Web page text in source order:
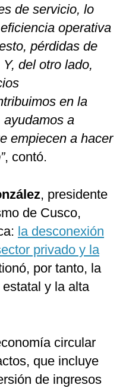
de servicio, lo
operativa
pérdidas de
del otro lado,
en la
a
empiecen a hacer
, contó.
, presidente
de Cusco,
la desconexión
privado y la
por tanto, la
y la alta
circular
que incluye
de ingresos